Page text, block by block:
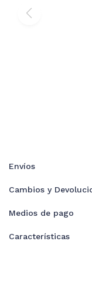
Envíos
Cambios y
Medios de pago
Características